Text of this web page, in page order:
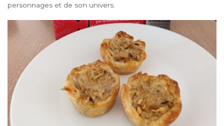
personnages et de son univers.